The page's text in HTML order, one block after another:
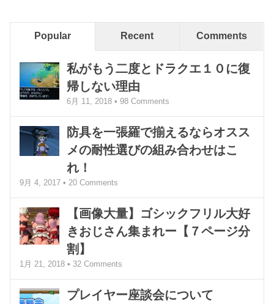
Popular Recent Comments
私がもう二度とドラクエ１０に復
帰しない理由
6月 11, 2018 •98 Comments
防具を一張羅で揃えるならオスス
メの耐性選びの組み合わせはこ
れ！
9月 4, 2017 • 20 Comments
【画像大量】ゴシックフリル大好
きおじさん集まれー【７ページ分
割】
1月 21, 2018 • 32 Comments
プレイヤー座談会について